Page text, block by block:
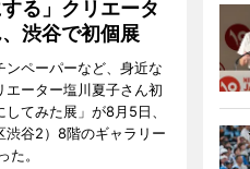
する」クリエータ
渋谷で初個展
ンペーパーなど、身近な
エーター塩川夏子さん初
てみた展」が8月5日、
渋谷2）8階のギャラリー
た。